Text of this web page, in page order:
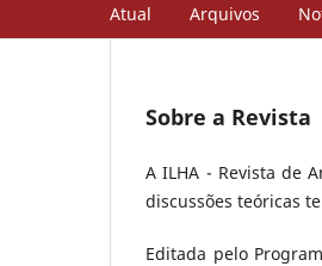
Atual Arquivos
Sobre a Revista
A ILHA - Revista de
discussões teóricas
Editada pelo